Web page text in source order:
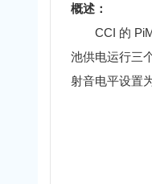
概述：
CCI 的
池供电运行三
射音电平设置